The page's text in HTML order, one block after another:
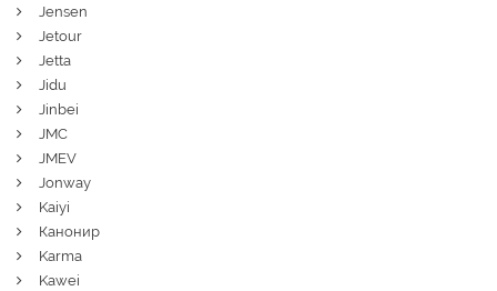
Jensen
Jetour
Jetta
Jidu
Jinbei
JMC
JMEV
Jonway
Kaiyi
Канонир
Karma
Kawei